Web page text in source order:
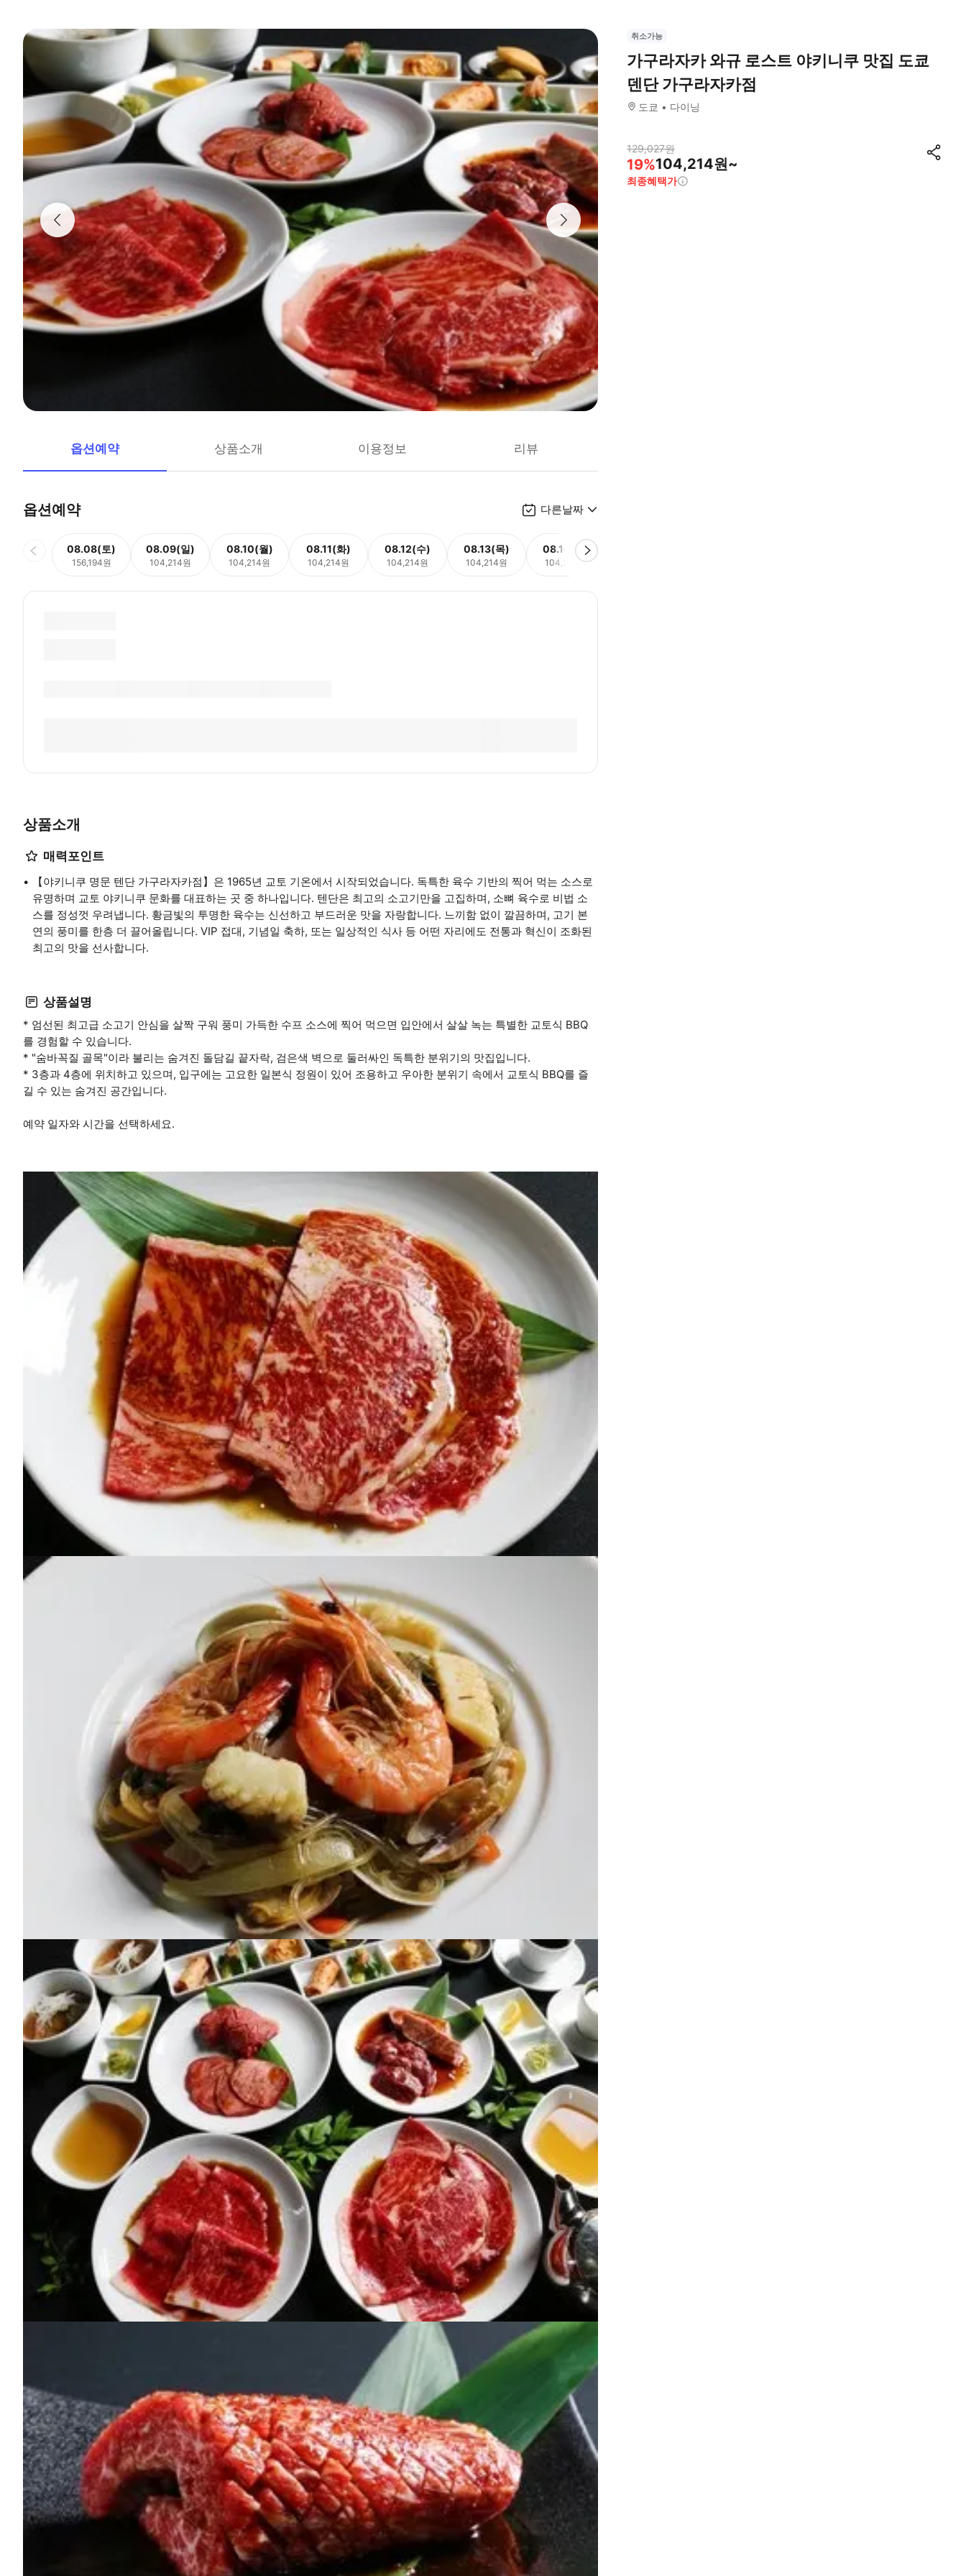
옵션예약 상품소개 이용정보 리뷰
옵션예약 다른날짜
08.08(토)
156,194원
08.09(일)
104,214원
08.10(월)
104,214원
08.11(화)
104,214원
08.12(수)
104,214원
08.13(목)
104,214원
08.14(금)
104,214원
상품소개
매력포인트
【야키니쿠 명문 텐단 가구라자카점】은 1965년 교토 기온에서 시작되었습니다. 독특한 육수 기반의 찍어 먹는 소스로
유명하며 교토 야키니쿠 문화를 대표하는 곳 중 하나입니다. 텐단은 최고의 소고기만을 고집하며, 소뼈 육수로 비법 소
스를 정성껏 우려냅니다. 황금빛의 투명한 육수는 신선하고 부드러운 맛을 자랑합니다. 느끼함 없이 깔끔하며, 고기 본
연의 풍미를 한층 더 끌어올립니다. VIP 접대, 기념일 축하, 또는 일상적인 식사 등 어떤 자리에도 전통과 혁신이 조화된
최고의 맛을 선사합니다.
상품설명
* 엄선된 최고급 소고기 안심을 살짝 구워 풍미 가득한 수프 소스에 찍어 먹으면 입안에서 살살 녹는 특별한 교토식 BBQ
를 경험할 수 있습니다.
* "숨바꼭질 골목"이라 불리는 숨겨진 돌담길 끝자락, 검은색 벽으로 둘러싸인 독특한 분위기의 맛집입니다.
* 3층과 4층에 위치하고 있으며, 입구에는 고요한 일본식 정원이 있어 조용하고 우아한 분위기 속에서 교토식 BBQ를 즐
길 수 있는 숨겨진 공간입니다.
예약 일자와 시간을 선택하세요.
취소가능
가구라자카 와규 로스트 야키니쿠 맛집 도쿄
덴단 가구라자카점
도쿄 다이닝
129,027원
19%104,214원~
최종혜택가